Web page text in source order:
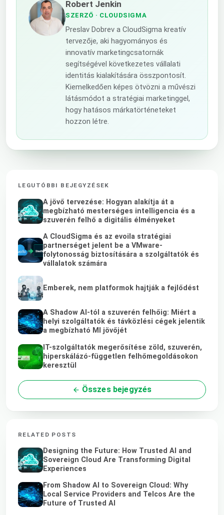
Robert Jenkin
SZERZŐ · CLOUDSIGMA
Preslav Dobrev a CloudSigma kreatív
tervezője, aki hagyományos és
innovatív marketingcsatornák
segítségével következetes vállalati
identitás kialakítására összpontosít.
Kiemelkedően képes ötvözni a művészi
látásmódot a stratégiai marketinggel,
hogy hatásos márkatörténeteket
hozzon létre.
LEGUTÓBBI BEJEGYZÉSEK
A jövő tervezése: Hogyan alakítja át a
megbízható mesterséges intelligencia és a
szuverén felhő a digitális élményeket
A CloudSigma és az evoila stratégiai
partnerséget jelent be a VMware-
folytonosság biztosítására a szolgáltatók és
vállalatok számára
Emberek, nem platformok hajtják a fejlődést
A Shadow AI-tól a szuverén felhőig: Miért a
helyi szolgáltatók és távközlési cégek jelentik
a megbízható MI jövőjét
IT-szolgáltatók megerősítése zöld, szuverén,
hiperskálázó-független felhőmegoldásokon
keresztül
Összes bejegyzés
RELATED POSTS
Designing the Future: How Trusted AI and
Sovereign Cloud Are Transforming Digital
Experiences
From Shadow AI to Sovereign Cloud: Why
Local Service Providers and Telcos Are the
Future of Trusted AI